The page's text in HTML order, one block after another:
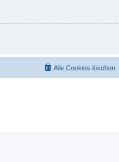
Alle Cookies löschen